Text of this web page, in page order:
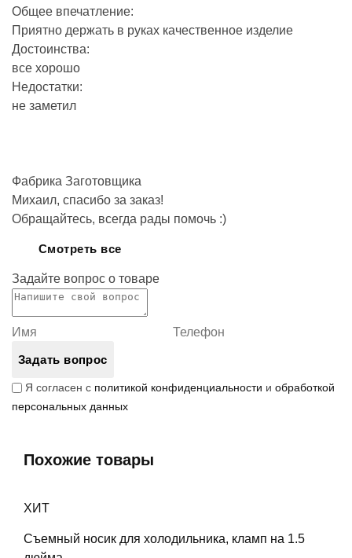
Общее впечатление:
Приятно держать в руках качественное изделие
Достоинства:
все хорошо
Недостатки:
не заметил
Фабрика Заготовщика
Михаил, спасибо за заказ!
Обращайтесь, всегда рады помочь :)
Смотреть все
Задайте вопрос о товаре
Задать вопрос
Я согласен с политикой конфиденциальности и обработкой
персональных данных
Похожие товары
ХИТ
Съемный носик для холодильника, кламп на 1.5